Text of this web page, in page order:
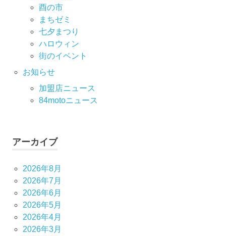
酉の市
まちゼミ
七⼣まつり
ハロウィン
街のイベント
お知らせ
加盟店ニュース
84motoニュース
アーカイブ
2026年8月
2026年7月
2026年6月
2026年5月
2026年4月
2026年3月